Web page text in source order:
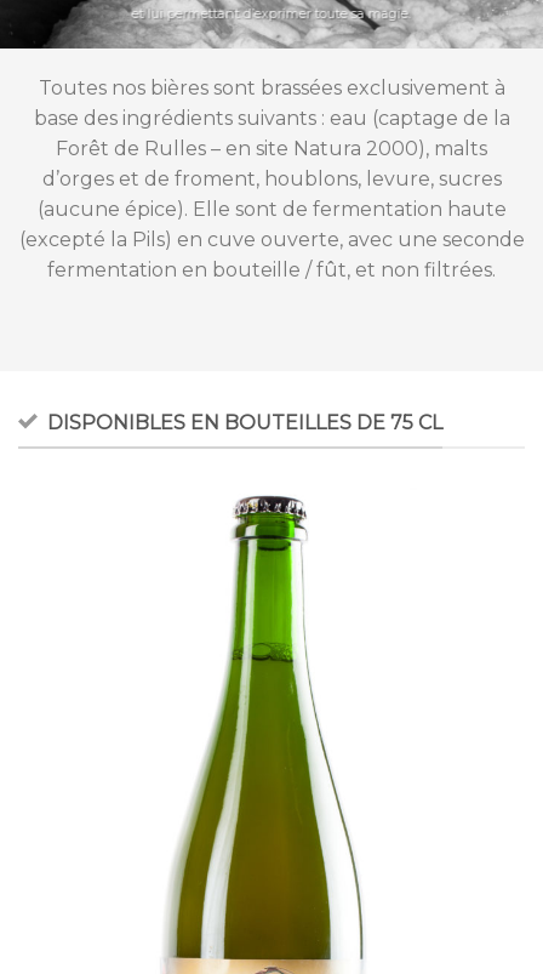
et lui permettant d’exprimer toute sa magie.
Toutes nos bières sont brassées exclusivement à
base des ingrédients suivants : eau (captage de la
Forêt de Rulles – en site Natura 2000), malts
d’orges et de froment, houblons, levure, sucres
(aucune épice). Elle sont de fermentation haute
(excepté la Pils) en cuve ouverte, avec une seconde
fermentation en bouteille / fût, et non filtrées.
DISPONIBLES EN BOUTEILLES DE 75 CL